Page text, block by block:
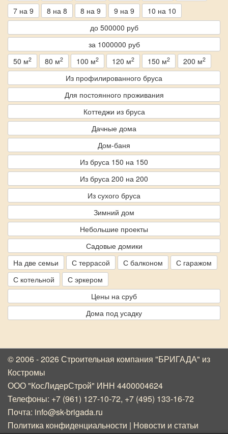
7 на 9
8 на 8 8 на 9 9 на 9
10 на 10
до 500000 руб
за 1000000 руб
50 м2 80 м2 100 м2 120 м2 150 м2 200 м2
Из профилированного бруса
Для постоянного проживания
Коттеджи из бруса
Дачные дома
Дом-баня
Из бруса 150 на 150
Из бруса 200 на 200
Из сухого бруса
Зимний дом
Небольшие проекты
Садовые домики
На две семьи
С террасой С балконом
С гаражом
С котельной
С эркером
Цены на сруб
Дома под усадку
© 2006 - 2026 Строительная компания "БРИГАДА" из
Костромы
ООО "КосЛидерСтрой" ИНН 4400004624
Телефоны: +7 (961) 127-10-72, +7 (495) 133-16-72
Почта: info@sk-brigada.ru
Политика конфиденциальности | Новости и статьи